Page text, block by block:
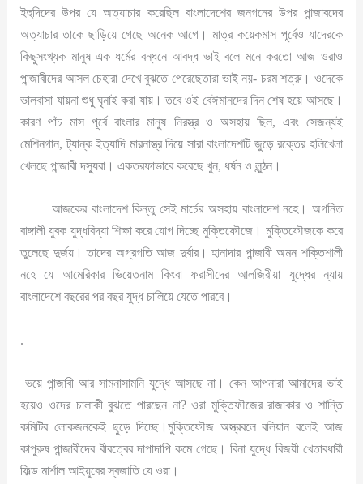
ইহুদিদের উপর যে অত্যাচার করেছিল বাংলাদেশের জনগনের উপর পান্জাবদের
অত্যাচার তাকে ছাড়িয়ে গেছে অনেক আগে। মাত্র কয়েকমাস পূর্বেও যাদেরকে
কিছুসংখ্যক মানুষ এক ধর্মের বন্ধনে আবদ্ধ ভাই বলে মনে করতো আজ ওরাও
পান্জাবীদের আসল চেহারা দেখে বুঝতে পেরেছেতারা ভাই নয়- চরম শত্রু। ওদেকে
ভালবাসা যায়না শুধু ঘৃনাই করা যায়। তবে ওই বেঈমানদের দিন শেষ হয়ে আসছে।
কারণ পাঁচ মাস পূর্বে বাংলার মানুষ নিরস্ত্র ও অসহায় ছিল, এবং সেজন্যই
মেশিনগান, ট্যান্ক ইত্যাদি মারনাস্ত্র দিয়ে সারা বাংলাদেশটি জুড়ে রক্তের হলিখেলা
খেলছে পান্জাবী দস্যুরা। একতরফাভাবে করেছে খুন, ধর্ষন ও লুন্ঠন।
আজকের বাংলাদেশ কিন্তু সেই মার্চের অসহায় বাংলাদেশ নহে। অগনিত
বাঙ্গালী যুবক যুদ্ধবিদ্যা শিক্ষা করে যোগ দিচ্ছে মুক্তিফৌজে। মুক্তিফৌজকে করে
তুলেছে দুর্জয়। তাদের অগ্রগতি আজ দুর্বার। হানাদার পান্জাবী অমন শক্তিশালী
নহে যে আমেরিকার ভিয়েতনাম কিংবা ফরাসীদের আলজিরীয়া যুদ্ধের ন্যায়
বাংলাদেশে বছরের পর বছর যুদ্ধ চালিয়ে যেতে পারবে।
.
ভয়ে পান্জাবী আর সামনাসামনি যুদ্ধে আসছে না। কেন আপনারা আমাদের ভাই
হয়েও ওদের চালাকী বুঝতে পারছেন না? ওরা মুক্তিফৗজের রাজাকার ও শান্তি
কমিটির লোকজনকেই ছুড়ে দিচ্ছে।মুক্তিফৌজ অস্ত্রবলে বলিয়ান বলেই আজ
কাপুরুষ পান্জাবীদের বীরত্বের দাপাদাপি কমে গেছে। বিনা যুদ্ধে বিজয়ী খেতাবধারী
ফিল্ড মার্শাল আইয়ুবের স্বজাতি যে ওরা।